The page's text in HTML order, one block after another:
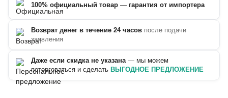
100% официальный товар — гарантия от импортера
Возврат денег в течение 24 часов после подачи
заявления
Даже если скидка не указана — мы можем
поторговаться и сделать ВЫГОДНОЕ ПРЕДЛОЖЕНИЕ